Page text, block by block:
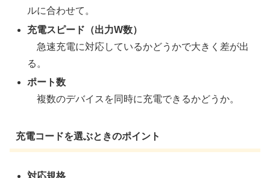
ルに合わせて。
充電スピード（出力W数）
急速充電に対応しているかどうかで大きく差が出
る。
ポート数
複数のデバイスを同時に充電できるかどうか。
充電コードを選ぶときのポイント
対応規格